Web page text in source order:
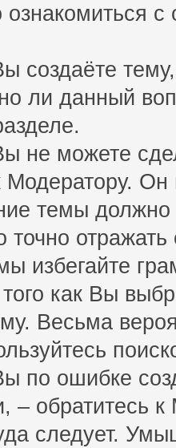
ознакомиться
создаёте
ли данный
не можете
Модератору.
темы
точно
избегайте
как Вы
Весьма
по ошибке
– обратитесь
следует.